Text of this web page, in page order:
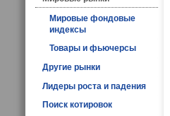
Мировые фондовые
индексы
Товары и фьючерсы
Другие рынки
Лидеры роста и падения
Поиск котировок